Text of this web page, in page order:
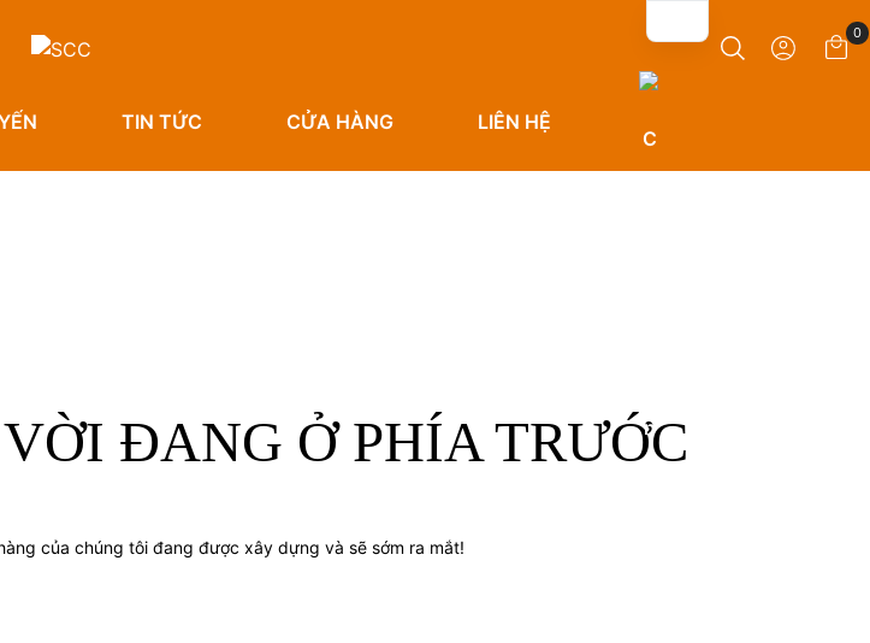
TIN TỨC CỬA HÀNG LIÊN HỆ
0
ĐANG Ở PHÍA TRƯỚC
của chúng tôi đang được xây dựng và sẽ sớm ra mắt!